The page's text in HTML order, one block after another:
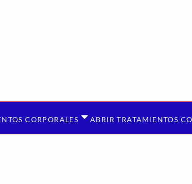
CORPORALES ABRIR TRATAMIENTOS